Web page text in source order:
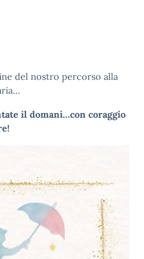
del nostro percorso alla
il domani…con coraggio